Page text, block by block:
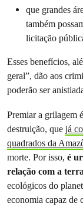
que grandes
também
licitação
Esses benefícios,
geral”, dão aos
poderão ser
Premiar a grilagem
destruição, que já
quadrados da
morte. Por isso, é
relação com a
ecológicos do
economia capaz de